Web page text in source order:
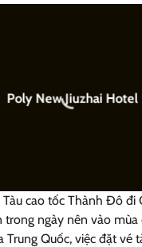
Poly New Jiuzhai Hotel
Tàu cao tốc Thành Đô đi
trong ngày nên vào mùa
Trung Quốc, việc đặt vé